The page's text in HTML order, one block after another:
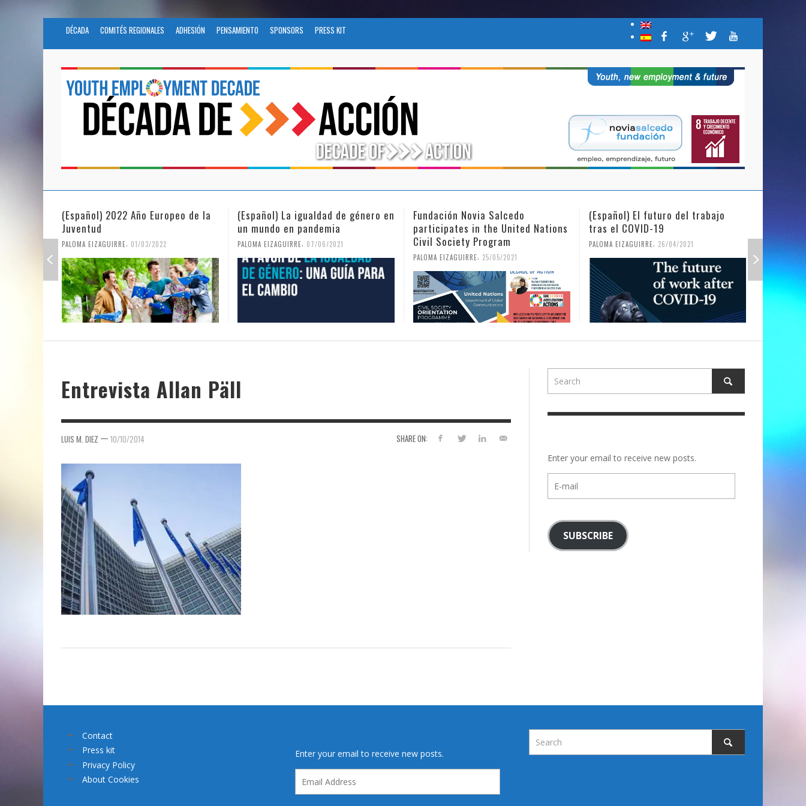
DÉCADA COMITÉS REGIONALES ADHESIÓN PENSAMIENTO SPONSORS PRESS KIT
(Español) 2022 Año Europeo de la
Juventud
PALOMA EIZAGUIRRE 01/03/2022
(Español) La igualdad de género en
un mundo en pandemia
PALOMA EIZAGUIRRE 07/06/2021
Fundación Novia Salcedo
participates in the United Nations
Civil Society Program
PALOMA EIZAGUIRRE 25/05/2021
(Español) El futuro del trabajo
tras el COVID-19
PALOMA EIZAGUIRRE 26/04/2021
Entrevista Allan Päll
SHARE ON:
LUIS M. DIEZ — 10/10/2014
Enter your email to receive new posts.
mail
SUBSCRIBE
Contact
Press kit
Privacy Policy
About Cookies
Enter your email to receive new posts.
Address